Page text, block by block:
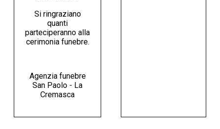
Si ringraziano
quanti
parteciperanno alla
cerimonia funebre.
Agenzia funebre
San Paolo - La
Cremasca